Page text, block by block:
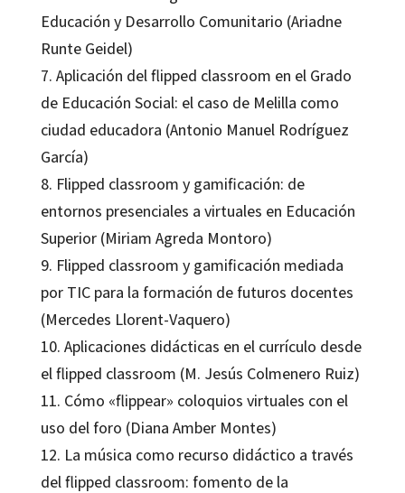
Educación y Desarrollo Comunitario (Ariadne
Runte Geidel)
7. Aplicación del flipped classroom en el Grado
de Educación Social: el caso de Melilla como
ciudad educadora (Antonio Manuel Rodríguez
García)
8. Flipped classroom y gamificación: de
entornos presenciales a virtuales en Educación
Superior (Miriam Agreda Montoro)
9. Flipped classroom y gamificación mediada
por TIC para la formación de futuros docentes
(Mercedes Llorent-Vaquero)
10. Aplicaciones didácticas en el currículo desde
el flipped classroom (M. Jesús Colmenero Ruiz)
11. Cómo «flippear» coloquios virtuales con el
uso del foro (Diana Amber Montes)
12. La música como recurso didáctico a través
del flipped classroom: fomento de la